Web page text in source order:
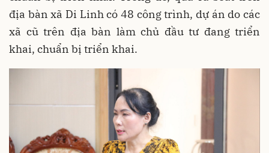
địa bàn xã Di Linh có 48 công trình, dự án do các
xã cũ trên địa bàn làm chủ đầu tư đang triển
khai, chuẩn bị triển khai.